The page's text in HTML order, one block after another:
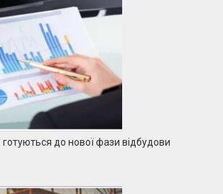
готуються до нової фази відбудови